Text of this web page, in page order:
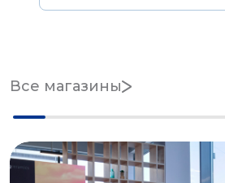
Все магазины